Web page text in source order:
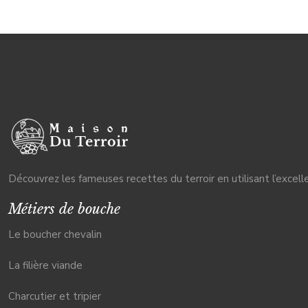
Découvrez les fameuses recettes du terroir en utilisant
Métiers de bouche
Le boucher chevalin
La filière viande
Charcutier et tripier